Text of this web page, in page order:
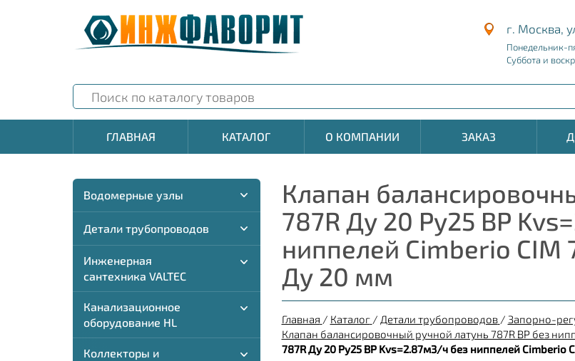
г. Москва,
Понедельник-
Суббота и
ГЛАВНАЯ КАТАЛОГ О КОМПАНИИ ЗАКАЗ
Водомерные узлы
Детали трубопроводов
Инженерная
сантехника VALTEC
Канализационное
оборудование HL
Коллекторы и
Клапан
787R Ду 20 Ру25 ВР
ниппелей Cimberio CIM
Ду 20 мм
Главная / Каталог / Детали трубопроводов / Запорно-
Клапан балансировочный ручной латунь 787R ВР без
787R Ду 20 Ру25 ВР Kvs=2.87м3/ч без ниппелей Cimberio